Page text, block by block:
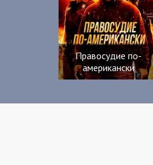
Правосудие по-
американски